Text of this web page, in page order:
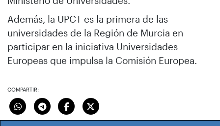
Además, la UPCT es la primera de las
universidades de la Región de Murcia en
participar en la iniciativa Universidades
Europeas que impulsa la Comisión Europea.
COMPARTIR: